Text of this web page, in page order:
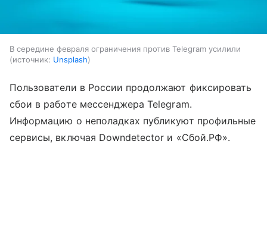
В середине февраля ограничения против Telegram усилили
источник: Unsplash
Пользователи в России продолжают фиксировать
сбои в работе мессенджера Telegram.
Информацию о неполадках публикуют профильные
сервисы, включая Downdetector и «Сбой.РФ».